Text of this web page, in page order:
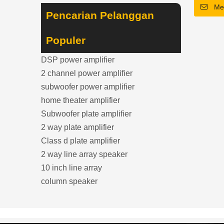
Pencarian Pelanggan
Populer
DSP power amplifier
2 channel power amplifier
subwoofer power amplifier
home theater amplifier
Subwoofer plate amplifier
2 way plate amplifier
Class d plate amplifier
2 way line array speaker
10 inch line array
column speaker
DSP